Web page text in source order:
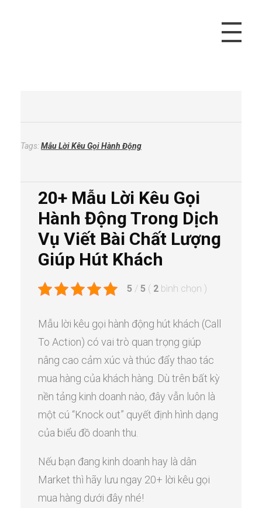
20+ Mẫu Lời Kêu Gọi
Hành Động Trong Dịch
Vụ Viết Bài Chất Lượng
Giúp Hút Khách
5 / 5 ( 2 bình chọn)
Mẫu lời kêu gọi hành động hút khách (Call
To Action) có vai trò quan trọng giúp
nâng cao cảm xúc và thúc đẩy thao tác
mua hàng của khách hàng. Dù trên bất kỳ
nền tảng kinh doanh nào, đây vẫn luôn là
một cú “Knock out” quyết định hình dạng
của biểu đồ doanh thu.
Nếu bạn đang kinh doanh hay là dân
Market thì hãy lưu ngay 20+ lời kêu gọi
mua hàng dưới đây nhé!
Tags:Mẫu Lời Kêu Gọi Hành Động